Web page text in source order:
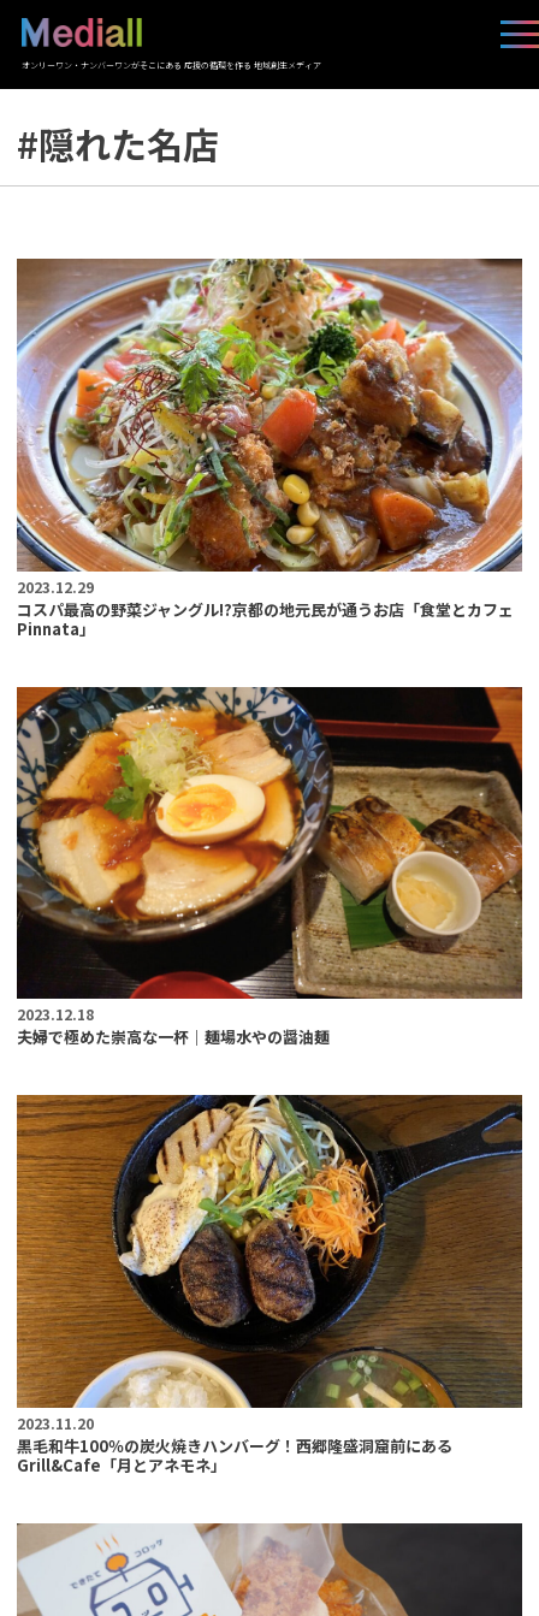
オンリーワン・ナンバーワンがそこにある 応援の循環を作る 地域創生メディア
#隠れた名店
2023.12.29
コスパ最高の野菜ジャングル!?京都の地元民が通うお店「食堂とカフェ
Pinnata」
2023.12.18
夫婦で極めた崇高な一杯｜麺場水やの醤油麺
2023.11.20
黒毛和牛100％の炭火焼きハンバーグ！西郷隆盛洞窟前にある
Grill&Cafe「月とアネモネ」